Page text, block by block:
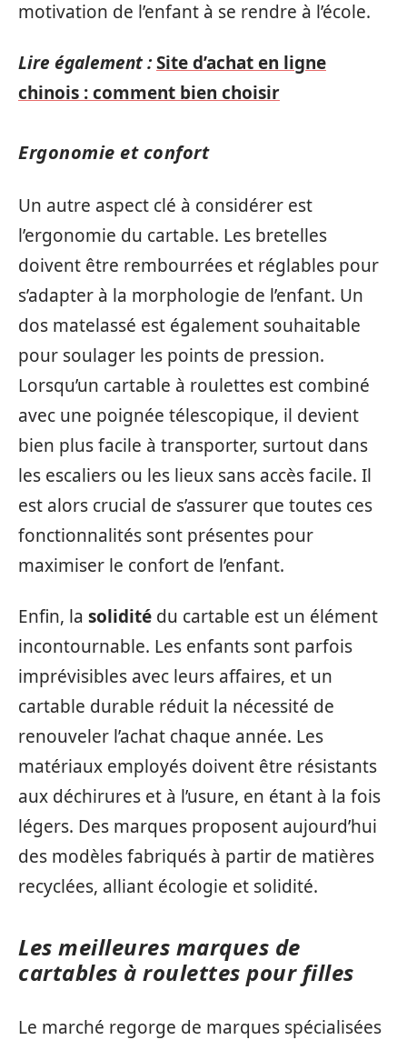
motivation de l’enfant à se rendre à l’école.
Lire également :Site d’achat en ligne
chinois : comment bien choisir
Ergonomie et confort
Un autre aspect clé à considérer est
l’ergonomie du cartable. Les bretelles
doivent être rembourrées et réglables pour
s’adapter à la morphologie de l’enfant. Un
dos matelassé est également souhaitable
pour soulager les points de pression.
Lorsqu’un cartable à roulettes est combiné
avec une poignée télescopique, il devient
bien plus facile à transporter, surtout dans
les escaliers ou les lieux sans accès facile. Il
est alors crucial de s’assurer que toutes ces
fonctionnalités sont présentes pour
maximiser le confort de l’enfant.
Enfin, la solidité du cartable est un élément
incontournable. Les enfants sont parfois
imprévisibles avec leurs affaires, et un
cartable durable réduit la nécessité de
renouveler l’achat chaque année. Les
matériaux employés doivent être résistants
aux déchirures et à l’usure, en étant à la fois
légers. Des marques proposent aujourd’hui
des modèles fabriqués à partir de matières
recyclées, alliant écologie et solidité.
Les meilleures marques de
cartables à roulettes pour filles
Le marché regorge de marques spécialisées